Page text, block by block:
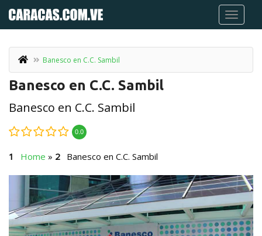
Banesco en C.C. Sambil
Banesco en C.C. Sambil
Banesco en C.C. Sambil
0.0
Home » Banesco en C.C. Sambil